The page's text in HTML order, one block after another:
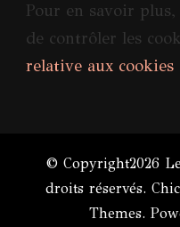
Pour en savoir
de contrôler les
relative aux cookies
© Copyright2026
droits réservés.
Themes.